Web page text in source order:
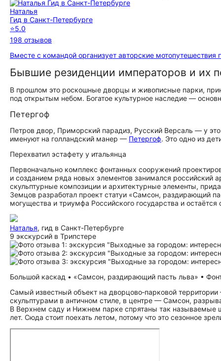
Наталья
Гид в Санкт-Петербурге
⭐5.0
198 отзывов
Вместе с командой организует авторские мотопутешествия
Бывшие резиденции императоров и их
В прошлом это роскошные дворцы и живописные парки,
под открытым небом. Богатое культурное наследие —
Петергоф
Петров двор, Приморский парадиз, Русский Версаль — у
именуют на голландский манер — Петергоф. Это одно из
Перехватил эстафету у итальянца
Первоначально комплекс фонтанных сооружений
и созданием ряда новых элементов занимался
скульптурные композиции и архитектурные элементы,
Земцов разработал проект статуи «Самсон, раздирающий
могущества и триумфа Российского государства и
Наталья, гид в Санкт-Петербурге
9 экскурсий в Трипстере
Большой каскад • «Самсон, раздирающий пасть льва» •
Самый известный объект на дворцово‑парковой
скульптурами в античном стиле, в центре — Самсон,
В Верхнем саду и Нижнем парке спрятаны так называемые
лет. Сюда стоит поехать летом, потому что это сезонное